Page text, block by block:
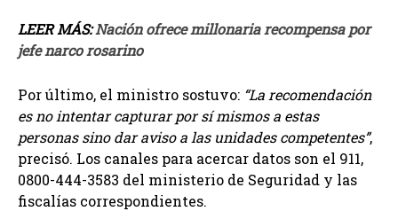
LEER MÁS:Nación ofrece millonaria recompensa por
jefe narco rosarino
Por último, el ministro sostuvo: “La recomendación
es no intentar capturar por sí mismos a estas
personas sino dar aviso a las unidades competentes”,
precisó. Los canales para acercar datos son el 911,
0800-444-3583 del ministerio de Seguridad y las
fiscalías correspondientes.